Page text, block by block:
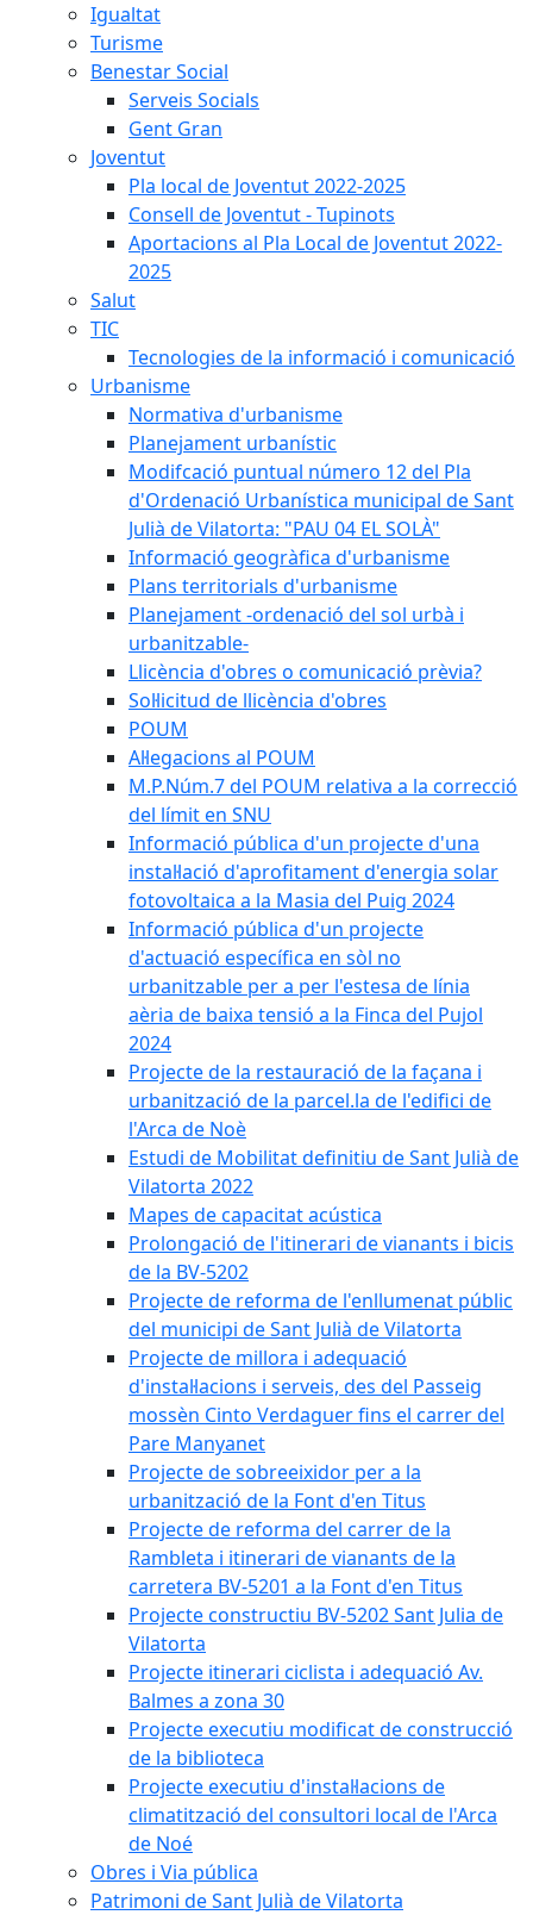
Igualtat
Turisme
Benestar Social
Serveis Socials
Gent Gran
Joventut
Pla local de Joventut 2022-2025
Consell de Joventut - Tupinots
Aportacions al Pla Local de Joventut 2022-
2025
Salut
TIC
Tecnologies de la informació i comunicació
Urbanisme
Normativa d'urbanisme
Planejament urbanístic
Modifcació puntual número 12 del Pla
d'Ordenació Urbanística municipal de Sant
Julià de Vilatorta: "PAU 04 EL SOLÀ"
Informació geogràfica d'urbanisme
Plans territorials d'urbanisme
Planejament -ordenació del sol urbà i
urbanitzable-
Llicència d'obres o comunicació prèvia?
Sol·licitud de llicència d'obres
POUM
Al·legacions al POUM
M.P.Núm.7 del POUM relativa a la correcció
del límit en SNU
Informació pública d'un projecte d'una
instal·lació d'aprofitament d'energia solar
fotovoltaica a la Masia del Puig 2024
Informació pública d'un projecte
d'actuació específica en sòl no
urbanitzable per a per l'estesa de línia
aèria de baixa tensió a la Finca del Pujol
2024
Projecte de la restauració de la façana i
urbanització de la parcel.la de l'edifici de
l'Arca de Noè
Estudi de Mobilitat definitiu de Sant Julià de
Vilatorta 2022
Mapes de capacitat acústica
Prolongació de l'itinerari de vianants i bicis
de la BV-5202
Projecte de reforma de l'enllumenat públic
del municipi de Sant Julià de Vilatorta
Projecte de millora i adequació
d'instal·lacions i serveis, des del Passeig
mossèn Cinto Verdaguer fins el carrer del
Pare Manyanet
Projecte de sobreeixidor per a la
urbanització de la Font d'en Titus
Projecte de reforma del carrer de la
Rambleta i itinerari de vianants de la
carretera BV-5201 a la Font d'en Titus
Projecte constructiu BV-5202 Sant Julia de
Vilatorta
Projecte itinerari ciclista i adequació Av.
Balmes a zona 30
Projecte executiu modificat de construcció
de la biblioteca
Projecte executiu d'instal·lacions de
climatització del consultori local de l'Arca
de Noé
Obres i Via pública
Patrimoni de Sant Julià de Vilatorta